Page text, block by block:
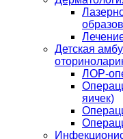
Детская
ЛОР-
яичек)